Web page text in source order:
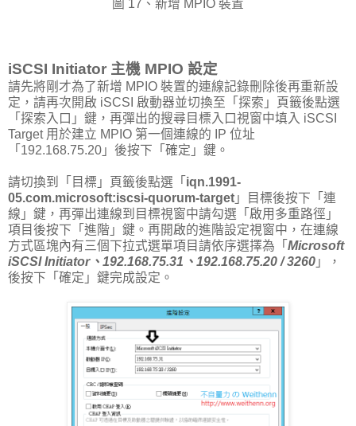
圖 17、新增 MPIO 裝置
iSCSI Initiator 主機 MPIO 設定
請先將剛才為了新增 MPIO 裝置的連線記錄刪除後再重新設
定，請再次開啟 iSCSI 啟動器並切換至「探索」頁籤後點選
「探索入口」鍵，再彈出的搜尋目標入口視窗中填入 iSCSI
Target 用於建立 MPIO 第一個連線的 IP 位址
「192.168.75.20」後按下「確定」鍵。
請切換到「目標」頁籤後點選「 iqn.1991-
05.com.microsoft:iscsi-quorum-target 」目標後按下「連
線」鍵，再彈出連線到目標視窗中請勾選「啟用多重路徑」
項目後按下「進階」鍵。再開啟的進階設定視窗中，在連線
方式區塊內有三個下拉式選單項目請依序選擇為「 Microsoft
iSCSI Initiator、192.168.75.31、192.168.75.20 / 3260 」，
後按下「確定」鍵完成設定。